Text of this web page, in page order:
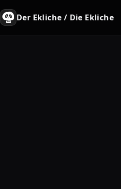
Der Ekliche / Die Ekliche